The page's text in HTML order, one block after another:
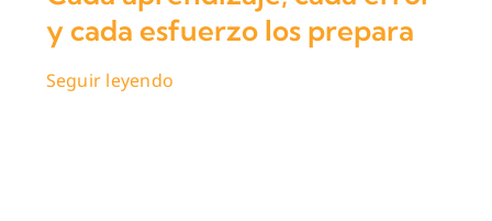
Contacto
Admisiones
y cada esfuerzo los prepara
Seguir leyendo